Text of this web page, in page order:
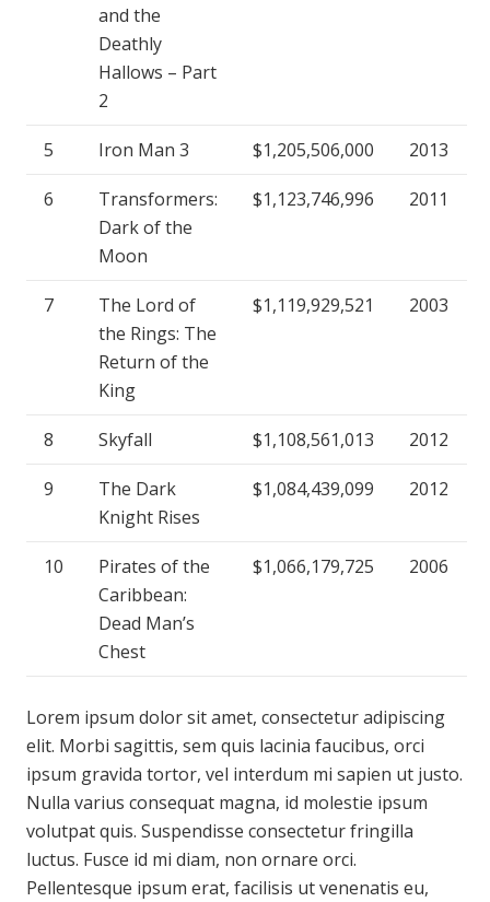
and the
Deathly
Hallows – Part
2
5 Iron Man 3 $1,205,506,000 2013
6
Transformers:
Dark of the
Moon
$1,123,746,996 2011
7
The Lord of
the Rings: The
Return of the
King
$1,119,929,521 2003
8 Skyfall $1,108,561,013 2012
9
The Dark
Knight Rises
$1,084,439,099 2012
10
Pirates of the
Caribbean:
Dead Man’s
Chest
$1,066,179,725 2006
Lorem ipsum dolor sit amet, consectetur adipiscing
elit. Morbi sagittis, sem quis lacinia faucibus, orci
ipsum gravida tortor, vel interdum mi sapien ut justo.
Nulla varius consequat magna, id molestie ipsum
volutpat quis. Suspendisse consectetur fringilla
luctus. Fusce id mi diam, non ornare orci.
Pellentesque ipsum erat, facilisis ut venenatis eu,